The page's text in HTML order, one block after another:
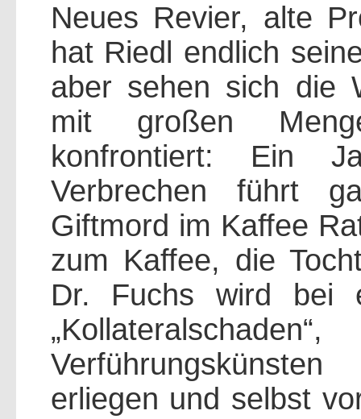
Neues Revier, alte
hat Riedl endlich
aber sehen sich die
mit großen
konfrontiert: Ein
Verbrechen führt
Giftmord im Kaffee
zum Kaffee, die
Dr. Fuchs wird bei
erliegen und selbst